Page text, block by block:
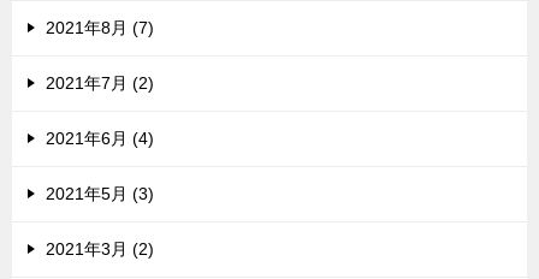
2021年8月 (7)
2021年7月 (2)
2021年6月 (4)
2021年5月 (3)
2021年3月 (2)